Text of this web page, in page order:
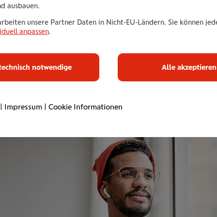
mit unserer Serviceline.
von losleben
ausbauen.
unsere Partner Daten in Nicht-EU-Ländern. Sie können
anpassen.
notwendige Alle akzeptieren
| Impressum | Cookie Informationen